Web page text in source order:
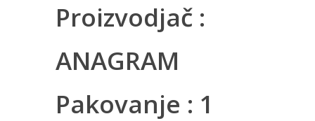
Proizvodjač :
ANAGRAM
Pakovanje : 1